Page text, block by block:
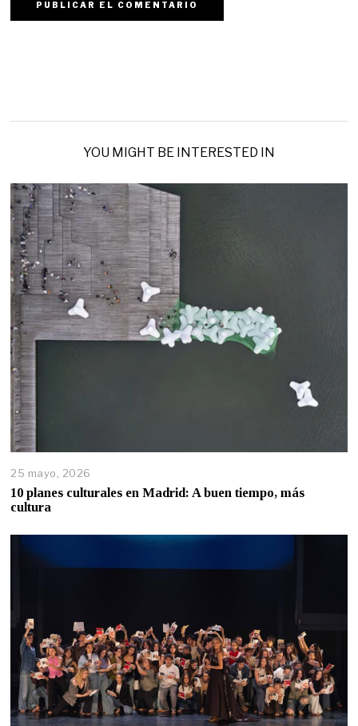
YOU MIGHT BE INTERESTED IN
25 mayo, 2026
10 planes culturales en Madrid: A buen tiempo, más
cultura